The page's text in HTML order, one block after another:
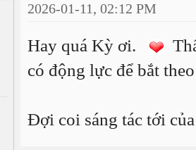
2026-01-11, 02:12 PM
Hay quá Kỳ ơi.
có động lực để bắt
Đợi coi sáng tác tới